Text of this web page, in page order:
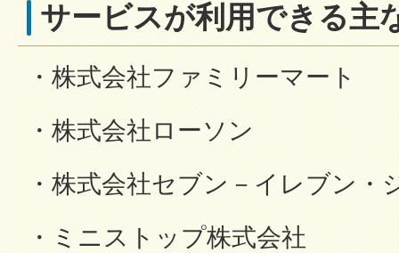
サービスが利用できる主
・株式会社ファミリーマート
・株式会社ローソン
・株式会社セブン－イレブン・
・ミニストップ株式会社